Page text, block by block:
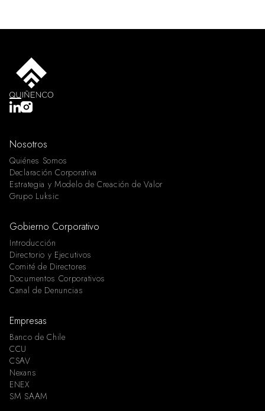
Nosotros
Quiénes Somos
Declaración Corporativa
Estrategia y Modelo de Creación de Valor
Grupo Luksic
Gobierno Corporativo
Introducción
Directorio y Ejecutivos
Comité de Directores
Documentos Corporativos
Canal de Denuncias
Empresas
Banco de Chile
CCU
CSAV
Nexans
ENEX
SM SAAM